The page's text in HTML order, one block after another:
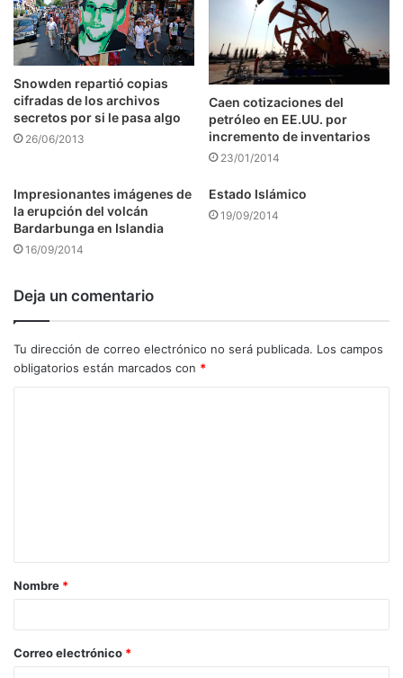
Snowden repartió copias
cifradas de los archivos
secretos por si le pasa algo
26/06/2013
Caen cotizaciones del
petróleo en EE.UU. por
incremento de inventarios
23/01/2014
Impresionantes imágenes de
la erupción del volcán
Bardarbunga en Islandia
16/09/2014
Estado Islámico
19/09/2014
Deja un comentario
Tu dirección de correo electrónico no será publicada. Los campos
obligatorios están marcados con *
a
r
*
Nombre *
Correo electrónico *